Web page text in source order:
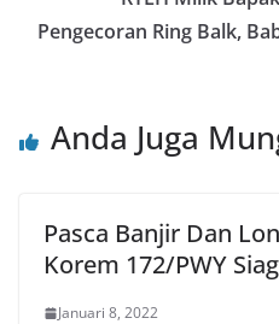
Pengecoran Ring Balk,
Anda Juga
Pasca Banjir Dan
Korem 172/PWY
Januari 8, 2022